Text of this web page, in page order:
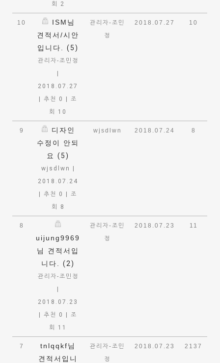
회 2
10
ISM님
견적서/시안
입니다.(5)
관리자-조민정
2018.07.27
추천 0
조
회 10
관리자-조민
정
2018.07.27 10
9
디자인
수정이 안되
요(5)
wjsdlwn
2018.07.24
추천 0
조
회 8
wjsdlwn 2018.07.24 8
8
uijung9969
님 견적서입
니다.(2)
관리자-조민정
2018.07.23
추천 0
조
회 11
관리자-조민
정
2018.07.23 11
7
tnlqqkf님
견적서입니
관리자-조민
정
2018.07.23 2137